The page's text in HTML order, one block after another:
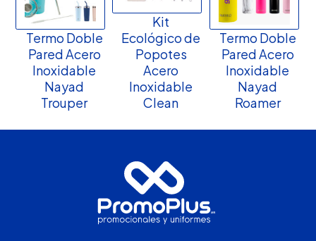
Termo Doble
Pared Acero
Inoxidable
Nayad
Trouper
Kit
Ecológico de
Popotes
Acero
Inoxidable
Clean
Termo Doble
Pared Acero
Inoxidable
Nayad
Roamer